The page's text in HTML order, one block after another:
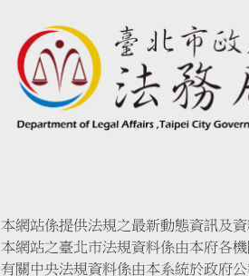
本網站係提供法規之最新動態資訊及
本網站之臺北市法規資料係由本府各
有關中央法規資料係由本系統於政府